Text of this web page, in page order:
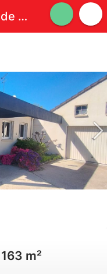
Maison d'architecte de plein pied de 160 m2
m²